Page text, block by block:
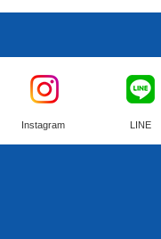
Instagram LINE